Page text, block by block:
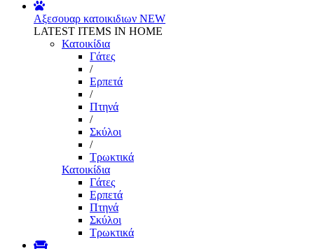
Αξεσουαρ κατοικιδιων NEW
LATEST ITEMS IN HOME
Κατοικίδια
Γάτες
/
Ερπετά
/
Πτηνά
/
Σκύλοι
/
Τρωκτικά
Κατοικίδια
Γάτες
Ερπετά
Πτηνά
Σκύλοι
Τρωκτικά